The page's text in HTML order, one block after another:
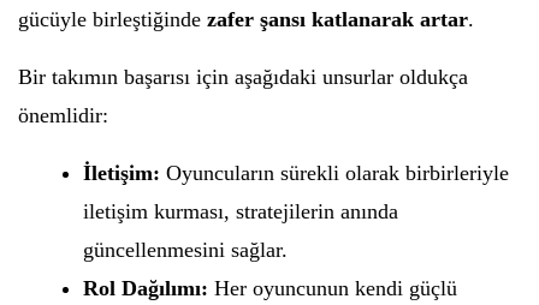
gücüyle birleştiğinde zafer şansı katlanarak artar.
Bir takımın başarısı için aşağıdaki unsurlar oldukça
önemlidir:
İletişim: Oyuncuların sürekli olarak birbirleriyle
iletişim kurması, stratejilerin anında
güncellenmesini sağlar.
Rol Dağılımı: Her oyuncunun kendi güçlü